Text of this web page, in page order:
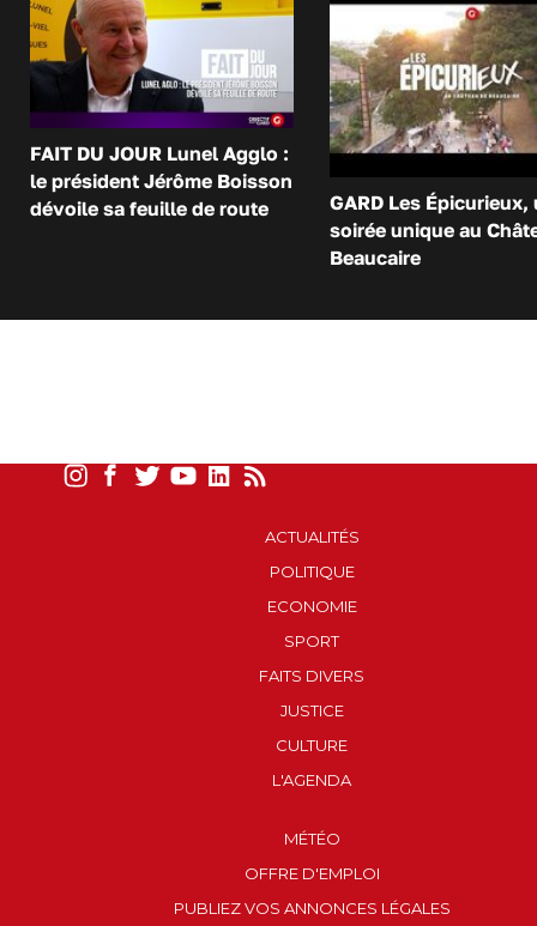
FAIT DU JOUR Lunel Agglo :
le président Jérôme Boisson
dévoile sa feuille de route
GARD Les Épicurieux,
soirée unique au
Beaucaire
ACTUALITÉS
POLITIQUE
ECONOMIE
SPORT
FAITS DIVERS
JUSTICE
CULTURE
L'AGENDA
MÉTÉO
OFFRE D'EMPLOI
PUBLIEZ VOS ANNONCES LÉGALES